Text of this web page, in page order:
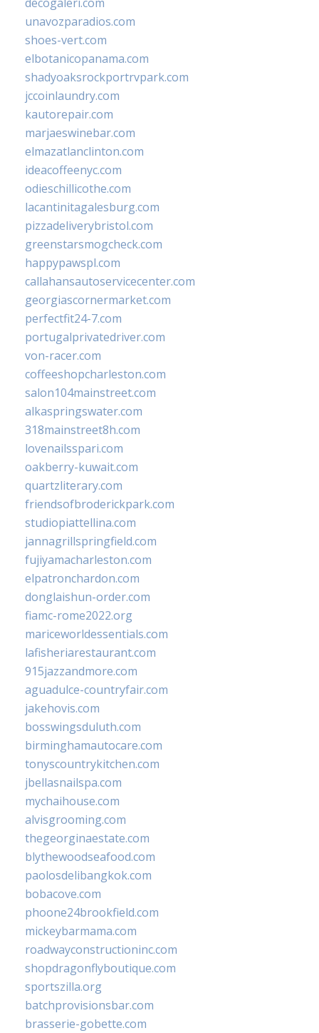
unavozparadios.com
shoes-vert.com
elbotanicopanama.com
shadyoaksrockportrvpark.com
jccoinlaundry.com
kautorepair.com
marjaeswinebar.com
elmazatlanclinton.com
ideacoffeenyc.com
odieschillicothe.com
lacantinitagalesburg.com
pizzadeliverybristol.com
greenstarsmogcheck.com
happypawspl.com
callahansautoservicecenter.com
georgiascornermarket.com
perfectfit24-7.com
portugalprivatedriver.com
von-racer.com
coffeeshopcharleston.com
salon104mainstreet.com
alkaspringswater.com
318mainstreet8h.com
lovenailsspari.com
oakberry-kuwait.com
quartzliterary.com
friendsofbroderickpark.com
studiopiattellina.com
jannagrillspringfield.com
fujiyamacharleston.com
elpatronchardon.com
donglaishun-order.com
fiamc-rome2022.org
mariceworldessentials.com
lafisheriarestaurant.com
915jazzandmore.com
aguadulce-countryfair.com
jakehovis.com
bosswingsduluth.com
birminghamautocare.com
tonyscountrykitchen.com
jbellasnailspa.com
mychaihouse.com
alvisgrooming.com
thegeorginaestate.com
blythewoodseafood.com
paolosdelibangkok.com
bobacove.com
phoone24brookfield.com
mickeybarmama.com
roadwayconstructioninc.com
shopdragonflyboutique.com
sportszilla.org
batchprovisionsbar.com
brasserie-gobette.com